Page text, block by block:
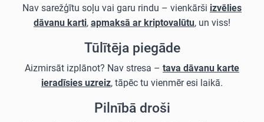
Nav sarežģītu soļu vai garu rindu – vienkārši izvēlies
dāvanu karti, apmaksā ar kriptovalūtu, un viss!
Tūlītēja piegāde
Aizmirsāt izplānot? Nav stresa – tava dāvanu karte
ieradīsies uzreiz, tāpēc tu vienmēr esi laikā.
Pilnībā droši